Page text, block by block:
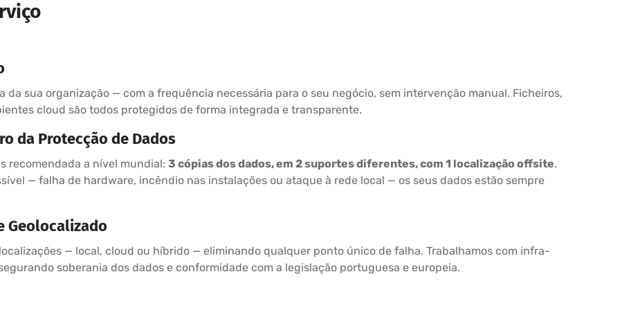
da sua organização — com a frequência necessária para o seu negócio, sem intervenção manual. Ficheiros,
cloud são todos protegidos de forma integrada e transparente.
da Protecção de Dados
recomendada a nível mundial: 3 cópias dos dados, em 2 suportes diferentes, com 1 localização offsite.
— falha de hardware, incêndio nas instalações ou ataque à rede local — os seus dados estão sempre
Geolocalizado
— local, cloud ou híbrido — eliminando qualquer ponto único de falha. Trabalhamos com infra-
soberania dos dados e conformidade com a legislação portuguesa e europeia.